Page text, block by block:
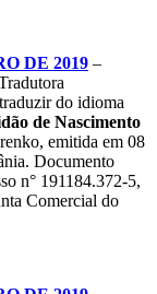
DE 2019 –
do idioma
de Nascimento
emitida em 08
Documento
n° 191184.372-5,
Comercial do